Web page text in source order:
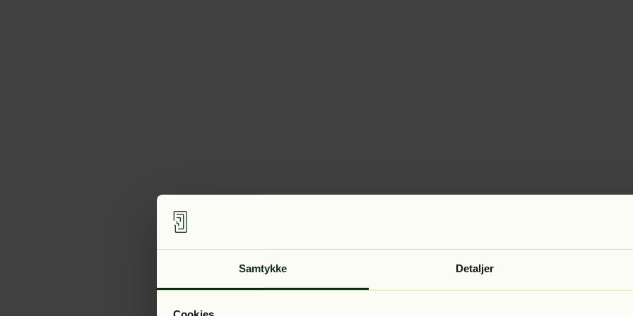
Samtykke Detaljer